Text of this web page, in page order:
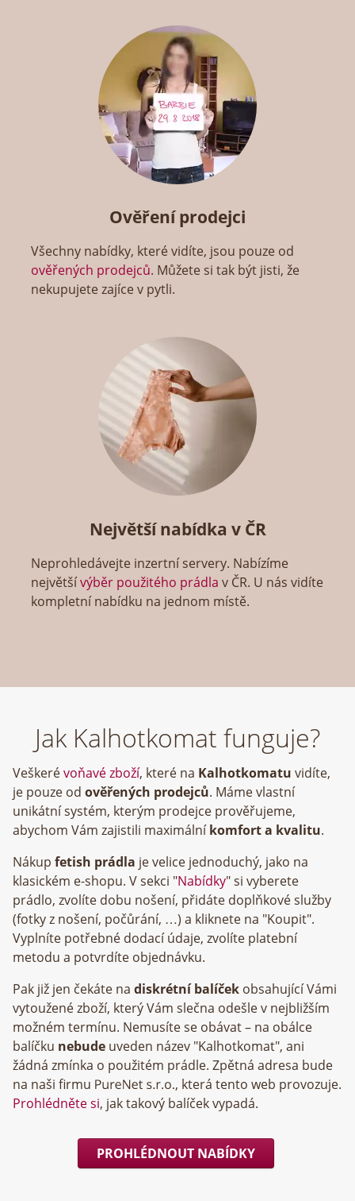
Ověření prodejci
Všechny nabídky, které vidíte, jsou pouze od
ověřených prodejců. Můžete si tak být jisti, že
nekupujete zajíce v pytli.
Největší nabídka v ČR
Neprohledávejte inzertní servery. Nabízíme
největšívýběr použitého prádla v ČR. U nás vidíte
kompletní nabídku na jednom místě.
Jak Kalhotkomat funguje?
Veškerévoňavé zboží, které na Kalhotkomatu vidíte,
je pouze od ověřených prodejců. Máme vlastní
unikátní systém, kterým prodejce prověřujeme,
abychom Vám zajistili maximálníkomfort a kvalitu.
Nákup fetish prádla je velice jednoduchý, jako na
klasickém e-shopu. V sekci "Nabídky" si vyberete
prádlo, zvolíte dobu nošení, přidáte doplňkové služby
(fotky z nošení, počůrání, …) a kliknete na "Koupit".
Vyplníte potřebné dodací údaje, zvolíte platební
metodu a potvrdíte objednávku.
Pak již jen čekáte na diskrétní balíček obsahující Vámi
vytoužené zboží, který Vám slečna odešle v nejbližším
možném termínu. Nemusíte se obávat – na obálce
balíčku nebude uveden název "Kalhotkomat", ani
žádná zmínka o použitém prádle. Zpětná adresa bude
na naši firmu
, která tento web provozuje.
Prohlédněte si, jak takový balíček vypadá.
PROHLÉDNOUT NABÍDKY